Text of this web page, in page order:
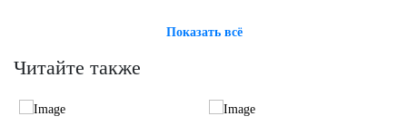
Показать всё
Читайте также